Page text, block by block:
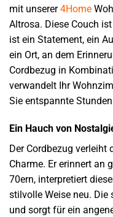
mit unserer4Home
Altrosa. Diese Couch
ist ein Statement, ein
ein Ort, an dem
Cordbezug in
verwandelt Ihr
Sie entspannte
Ein Hauch von
Der Cordbezug verleiht
Charme. Er erinnert an
70ern, interpretiert
stilvolle Weise neu. Die
und sorgt für ein